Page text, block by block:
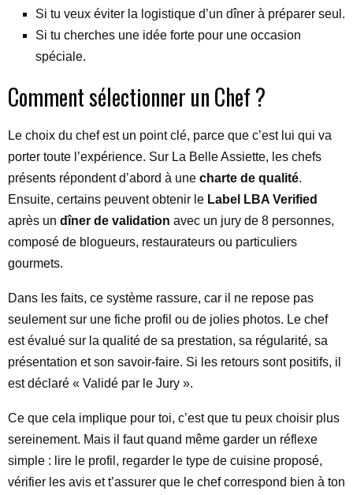
Si tu veux éviter la logistique d’un dîner à préparer seul.
Si tu cherches une idée forte pour une occasion
spéciale.
Comment sélectionner un Chef ?
Le choix du chef est un point clé, parce que c’est lui qui va
porter toute l’expérience. Sur La Belle Assiette, les chefs
présents répondent d’abord à une charte de qualité.
Ensuite, certains peuvent obtenir le Label LBA Verified
après un dîner de validation avec un jury de 8 personnes,
composé de blogueurs, restaurateurs ou particuliers
gourmets.
Dans les faits, ce système rassure, car il ne repose pas
seulement sur une fiche profil ou de jolies photos. Le chef
est évalué sur la qualité de sa prestation, sa régularité, sa
présentation et son savoir-faire. Si les retours sont positifs, il
est déclaré « Validé par le Jury ».
Ce que cela implique pour toi, c’est que tu peux choisir plus
sereinement. Mais il faut quand même garder un réflexe
simple : lire le profil, regarder le type de cuisine proposé,
vérifier les avis et t’assurer que le chef correspond bien à ton